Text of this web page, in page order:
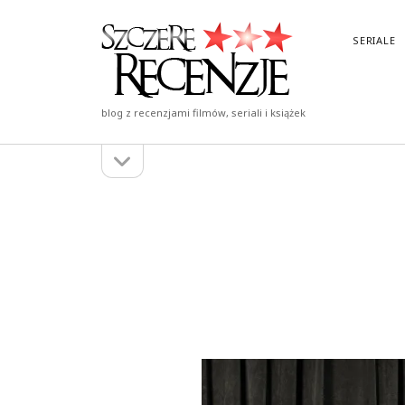
Szczere
Recenzje
blog z recenzjami filmów, seriali i książek
SERIALE
pasek